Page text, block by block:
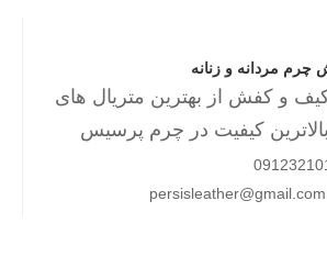
مردانه و زنانه
و کفش از بهترین متریال های
بالاترین کیفیت در چرم پرسیس